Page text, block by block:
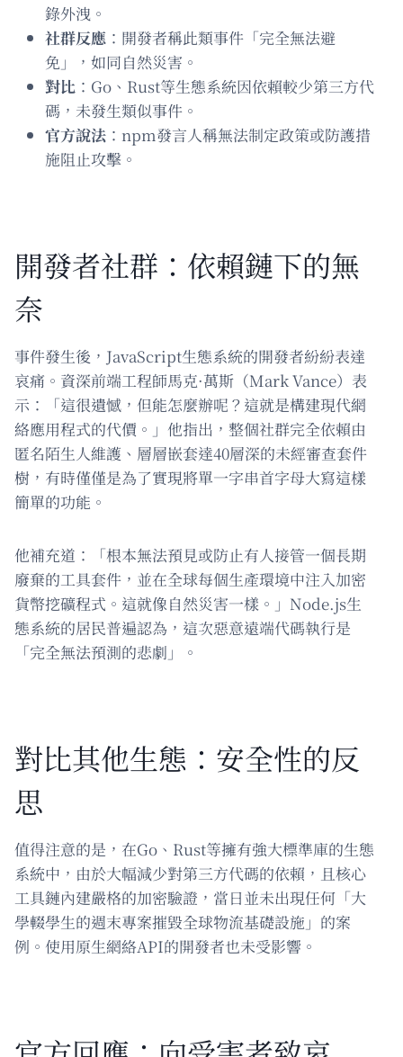
錄外洩。
社群反應 ：開發者稱此類事件「完全無法避
免」，如同自然災害。
對比 ：Go、Rust等生態系統因依賴較少第三方代
碼，未發生類似事件。
官方說法 ：npm發言人稱無法制定政策或防護措
施阻止攻擊。
開發者社群：依賴鏈下的無
奈
事件發生後，JavaScript生態系統的開發者紛紛表達
哀痛。資深前端工程師馬克·萬斯（Mark Vance）表
示：「這很遺憾，但能怎麼辦呢？這就是構建現代網
絡應用程式的代價。」他指出，整個社群完全依賴由
匿名陌生人維護、層層嵌套達40層深的未經審查套件
樹，有時僅僅是為了實現將單一字串首字母大寫這樣
簡單的功能。
他補充道：「根本無法預見或防止有人接管一個長期
廢棄的工具套件，並在全球每個生產環境中注入加密
貨幣挖礦程式。這就像自然災害一樣。」Node.js生
態系統的居民普遍認為，這次惡意遠端代碼執行是
「完全無法預測的悲劇」。
對比其他生態：安全性的反
思
值得注意的是，在Go、Rust等擁有強大標準庫的生態
系統中，由於大幅減少對第三方代碼的依賴，且核心
工具鏈內建嚴格的加密驗證，當日並未出現任何「大
學輟學生的週末專案摧毀全球物流基礎設施」的案
例。使用原生網絡API的開發者也未受影響。